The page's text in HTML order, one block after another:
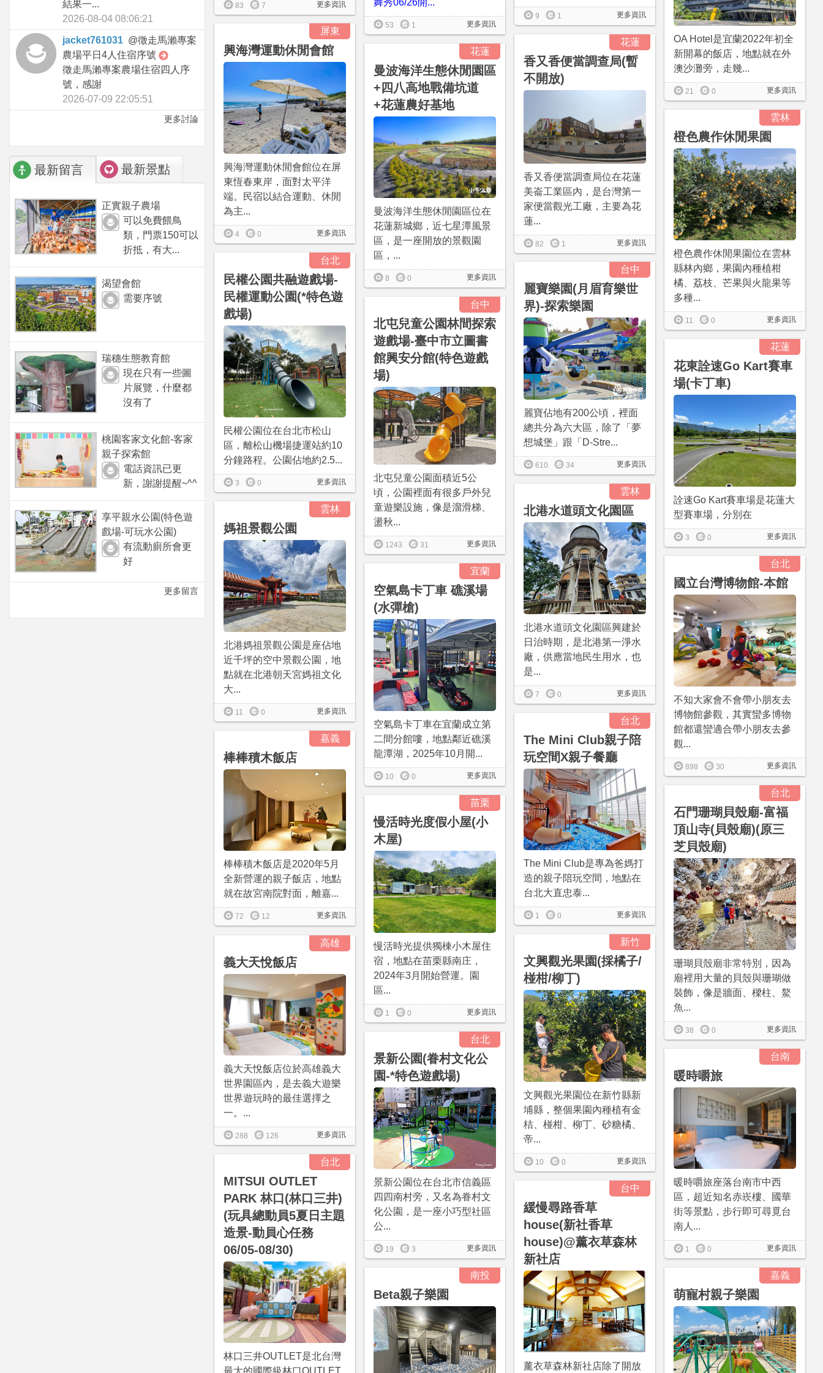
結果一...
2026-08-04 08:06:21
jacket761031 @徵走馬瀨專案
農場平日4人住宿序號
徵走馬瀨專案農場住宿四人序
號，感謝
2026-07-09 22:05:51
更多討論
最新留言 最新景點
正實親子農場
可以免費餵鳥
類，門票150可以
折抵，有大...
渴望會館
需要序號
瑞穗生態教育館
現在只有一些圖
片展覽，什麼都
沒有了
桃園客家文化館-客家
親子探索館
電話資訊已更
新，謝謝提醒~^^
享平親水公園(特色遊
戲場-可玩水公園)
有流動廁所會更
好
更多留言
更多資訊
9 1
舞秀06/26開...
更多資訊
53 1
更多資訊
83 7
OA Hotel是宜蘭2022年初全
新開幕的飯店，地點就在外
澳沙灘旁，走幾...
更多資訊
21 0
屏東
興海灣運動休閒會館
興海灣運動休閒會館位在屏
東恆春東岸，面對太平洋
端。民宿以結合運動、休閒
為主...
更多資訊
4 0
花蓮
香又香便當調查局(暫
不開放)
香又香便當調查局位在花蓮
美崙工業區內，是台灣第一
家便當觀光工廠，主要為花
蓮...
更多資訊
82 1
花蓮
曼波海洋生態休閒園區
+四八高地戰備坑道
+花蓮農好基地
曼波海洋生態休閒園區位在
花蓮新城鄉，近七星潭風景
區，是一座開放的景觀園
區，...
更多資訊
8 0
雲林
橙色農作休閒果園
橙色農作休閒果園位在雲林
縣林內鄉，果園內種植柑
橘、荔枝、芒果與火龍果等
多種...
更多資訊
11 0
台北
民權公園共融遊戲場-
民權運動公園(*特色遊
戲場)
民權公園位在台北市松山
區，離松山機場捷運站約10
分鐘路程。公園佔地約2.5...
更多資訊
3 0
台中
麗寶樂園(月眉育樂世
界)-探索樂園
麗寶佔地有200公頃，裡面
總共分為六大區，除了「夢
想城堡」跟「D-Stre...
更多資訊
610 34
台中
北屯兒童公園林間探索
遊戲場-臺中市立圖書
館興安分館(特色遊戲
場)
北屯兒童公園面積近5公
頃，公園裡面有很多戶外兒
童遊樂設施，像是溜滑梯、
盪秋...
更多資訊
1243 31
花蓮
花東詮速Go Kart賽車
場(卡丁車)
詮速Go Kart賽車場是花蓮大
型賽車場，分別在
更多資訊
3 0
雲林
北港水道頭文化園區
北港水道頭文化園區興建於
日治時期，是北港第一淨水
廠，供應當地民生用水，也
是...
更多資訊
7 0
雲林
媽祖景觀公園
北港媽祖景觀公園是座佔地
近千坪的空中景觀公園，地
點就在北港朝天宮媽祖文化
大...
更多資訊
11 0
台北
國立台灣博物館-本館
不知大家會不會帶小朋友去
博物館參觀，其實蠻多博物
館都還蠻適合帶小朋友去參
觀...
更多資訊
898 30
宜蘭
空氣島卡丁車 礁溪場
(水彈槍)
空氣島卡丁車在宜蘭成立第
二間分館嘍，地點鄰近礁溪
龍潭湖，2025年10月開...
更多資訊
10 0
台北
The Mini Club親子陪
玩空間X親子餐廳
The Mini Club是專為爸媽打
造的親子陪玩空間，地點在
台北大直忠泰...
更多資訊
1 0
嘉義
棒棒積木飯店
棒棒積木飯店是2020年5月
全新營運的親子飯店，地點
就在故宮南院對面，離嘉...
更多資訊
72 12
台北
石門珊瑚貝殼廟-富福
頂山寺(貝殼廟)(原三
芝貝殼廟)
珊瑚貝殼廟非常特別，因為
廟裡用大量的貝殼與珊瑚做
裝飾，像是牆面、樑柱、鰲
魚...
更多資訊
38 0
苗栗
慢活時光度假小屋(小
木屋)
慢活時光提供獨棟小木屋住
宿，地點在苗栗縣南庄，
2024年3月開始營運。園
區...
更多資訊
1 0
新竹
文興觀光果園(採橘子/
椪柑/柳丁)
文興觀光果園位在新竹縣新
埔縣，整個果園內種植有金
桔、椪柑、柳丁、砂糖橘、
帝...
更多資訊
10 0
高雄
義大天悅飯店
義大天悅飯店位於高雄義大
世界園區內，是去義大遊樂
世界遊玩時的最佳選擇之
一。...
更多資訊
288 126
台北
景新公園(眷村文化公
園-*特色遊戲場)
景新公園位在台北市信義區
四四南村旁，又名為眷村文
化公園，是一座小巧型社區
公...
更多資訊
19 3
台南
暖時嚼旅
暖時嚼旅座落台南市中西
區，超近知名赤崁樓、國華
街等景點，步行即可尋覓台
南人...
更多資訊
1 0
台北
MITSUI OUTLET
PARK 林口(林口三井)
(玩具總動員5夏日主題
造景-動員心任務
06/05-08/30)
林口三井OUTLET是北台灣
台中
緩慢尋路香草
house(新社香草
house)@薰衣草森林
新社店
薰衣草森林新社店除了開放
嘉義
萌寵村親子樂園
南投
Beta親子樂園